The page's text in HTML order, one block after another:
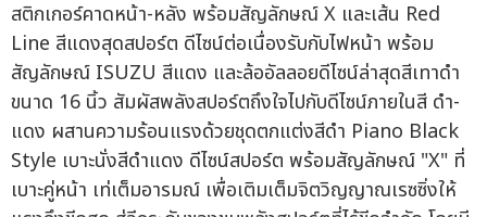
สติกเกอร์คาดหน้า-หลัง พร้อมสัญลักษณ์ X และเส้น Red
Line สีแดงสุดสปอร์ต ดีไซน์ต่อเนื่องรับกับไฟหน้า พร้อม
สัญลักษณ์ ISUZU สีแดง และล้ออัลลอยดีไซน์ล่าสุดสีเทาดำ
ขนาด 16 นิ้ว สัมผัสพลังสปอร์ตถึงใจไปกับดีไซน์ภายในสี ดำ-
แดง ผสานความร้อนแรงด้วยชุดตกแต่งสีดำ Piano Black
Style เบาะนั่งสีดำแดง ดีไซน์สปอร์ต พร้อมสัญลักษณ์ "X" ที่
เบาะคู่หน้า เท่เต็มอารมณ์ เพื่อเติมเต็มจิตวิญญาณเรซซิ่งให้